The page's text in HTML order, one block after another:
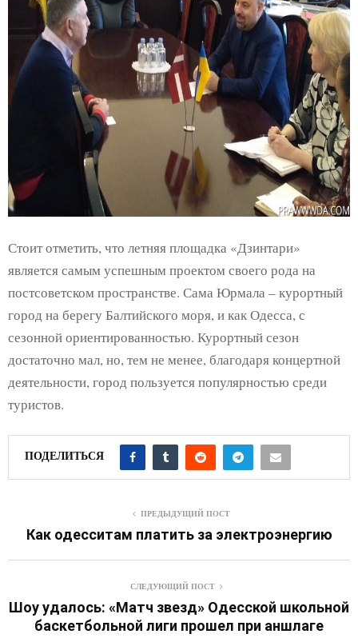
Стоит отметить, что летняя площадка «Дзинтари»
является самым успешным проектом своего рода на
постсоветском пространстве. Сама Юрмала – курортный
город на берегу Балтийского моря, и как Одесса, с
сезонной ориентированностью. Курортный сезон
достаточно мал, но, тем не менее, благодаря концертной
деятельности, город пользуется популярностью среди
туристов.
ПОДЕЛИТЬСЯ
ПРЕДЫДУЩИЙ ПОСТ
Как одесситам платить за электроэнергию
СЛЕДУЮЩИЙ ПОСТ
Шоу удалось: «Матч звезд» Одесской школьной
баскетбольной лиги прошел при аншлаге